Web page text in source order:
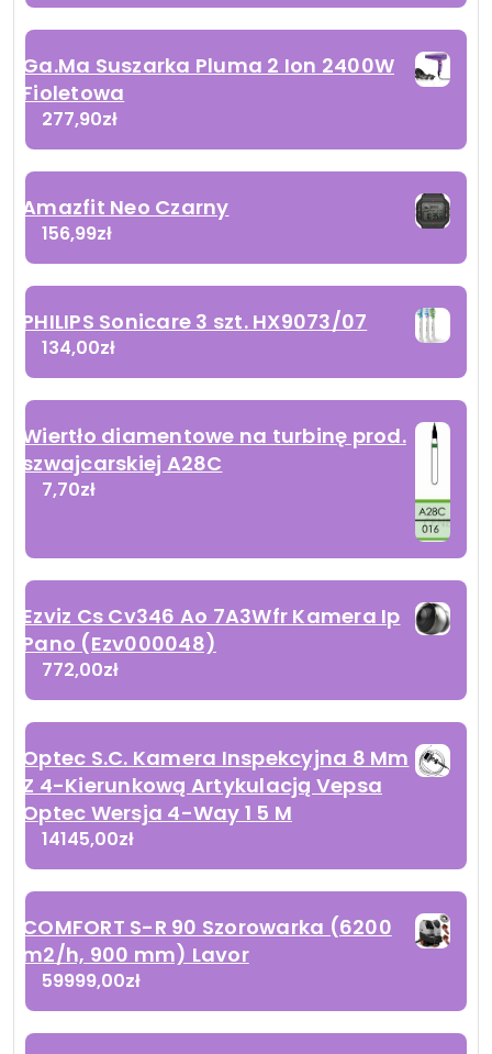
Ga.Ma Suszarka Pluma 2 Ion 2400W
Fioletowa
277,90zł
Amazfit Neo Czarny
156,99zł
PHILIPS Sonicare 3 szt. HX9073/07
134,00zł
Wiertło diamentowe na turbinę prod.
szwajcarskiej A28C
7,70zł
Ezviz Cs Cv346 Ao 7A3Wfr Kamera Ip
Pano (Ezv000048)
772,00zł
Optec S.C. Kamera Inspekcyjna 8 Mm
Z 4-Kierunkową Artykulacją Vepsa
Optec Wersja 4-Way 1 5 M
14145,00zł
COMFORT S-R 90 Szorowarka (6200
m2/h, 900 mm) Lavor
59999,00zł